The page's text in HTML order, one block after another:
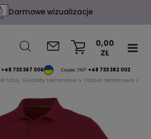
Darmowe wizualizacje
+48 733 367 006 Сервіс УКР +48 733 382 002
0,00
ZŁ
tutaj: Gadżety reklamowe Odzież reklamowa